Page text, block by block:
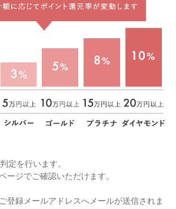
定を行います。
ージでご確認いただけます。
登録メールアドレスへメールが送信されま